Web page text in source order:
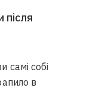
після
самі собі
в